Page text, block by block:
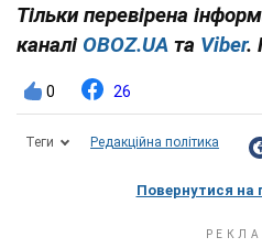
Тільки перевірена
каналі OBOZ.UA та Viber.
0 26
Теги Редакційна політика
Повернутися на